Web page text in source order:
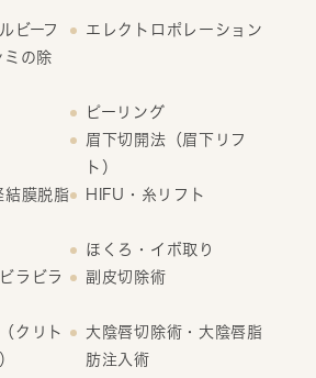
ビーフ
ミの除
エレクトロポレーション
ピーリング
眉下切開法（眉下リフ
ト）
結膜脱脂
HIFU・糸リフト
ほくろ・イボ取り
ラビラ
副皮切除術
クリト
大陰唇切除術・大陰唇脂
肪注入術